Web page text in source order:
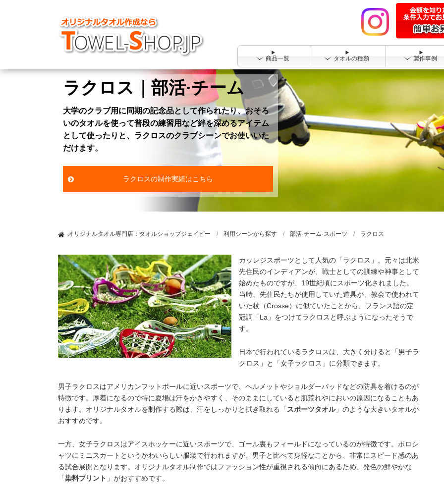
商品一覧 タオルの種類 製作事例
ラクロス｜部活·チーム
大学のクラブ用に同期の記念品として作られたり、おそろ
いのタオルを使って普段の練習用など絆を深めるアイテム
として使ったりと、ラクロスのクラブシーンでお使いいた
だけます。
ラクロスの制作実績はこちら
オリジナルタオル専門店：タオルショップジェイピー 利用シーンから探す 部活·チーム·スポーツ ラクロス
カッレジスポーツとして人気の「ラクロス」。元々は北米
先住民のインディアンが、戦士としての訓練や神事として
始めたものですが、19世紀頃にスポーツ化されました。
当時、先住民たちが使用していた道具が、教会で使われて
いた杖（Crosse）に似ていたことから、フランス語の定
冠詞「La」をつけてラクロスと呼ぶようになったそうで
す。
日本で行われているラクロスは、大きく分けると「男子ラ
クロス」と「女子ラクロス」に分類できます。
男子ラクロスはアメリカンフットボールに近いスポーツで、ヘルメットやショルダーパッドなどの防具を着けるのが
特徴です。厚着になるので特に夏場は汗をかきやすく、そのままにしていると肌荒れやにおいの原因になることもあ
ります。オリジナルタオルを制作する際は、汗をしっかりと拭き取れる「スポーツタオル」のような大きいタオルが
おすすめです。
一方、女子ラクロスはアイスホッケーに近いスポーツで、ゴール裏もフィールドになっているのが特徴です。ポロシ
ャツにミニスカートというかわいらしい服装で行われますが、男子と比べて身軽なことから、非常にスピード感のあ
る試合展開となります。オリジナルタオル制作ではファッション性が重視される傾向にあるため、発色の鮮やかな
「染料プリント 」がおすすめです。